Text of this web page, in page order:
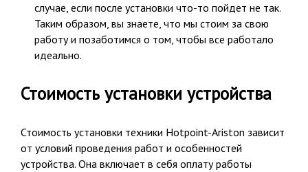
случае, если после установки что-то пойдет не так.
Таким образом, вы знаете, что мы стоим за свою
работу и позаботимся о том, чтобы все работало
идеально.
Стоимость установки устройства
Стоимость установки техники Hotpoint-Ariston зависит
от условий проведения работ и особенностей
устройства. Она включает в себя оплату работы